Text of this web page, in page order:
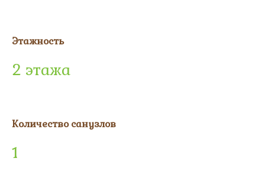
Этажность
2 этажа
Количество санузлов
1